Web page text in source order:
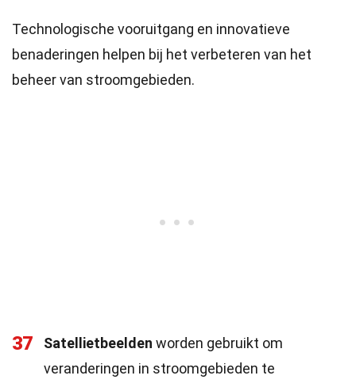
Technologische vooruitgang en innovatieve
benaderingen helpen bij het verbeteren van het
beheer van stroomgebieden.
37 Satellietbeelden worden gebruikt om
veranderingen in stroomgebieden te